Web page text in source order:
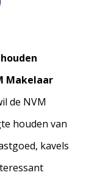
Makelaar
de NVM
houden van
kavels